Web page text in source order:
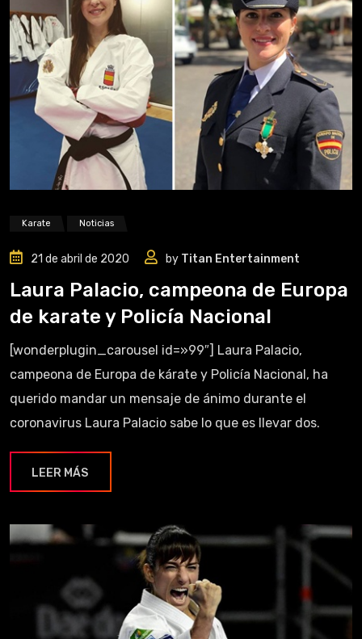
Karate Noticias
21 de abril de 2020 by Titan Entertainment
Laura Palacio, campeona de Europa
de karate y Policía Nacional
[wonderplugin_carousel id=»99″] Laura Palacio,
campeona de Europa de kárate y Policía Nacional, ha
querido mandar un mensaje de ánimo durante el
coronavirus Laura Palacio sabe lo que es llevar dos.
LEER MÁS